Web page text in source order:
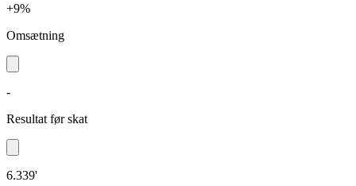
+9%
Omsætning
-
Resultat før skat
6.339'